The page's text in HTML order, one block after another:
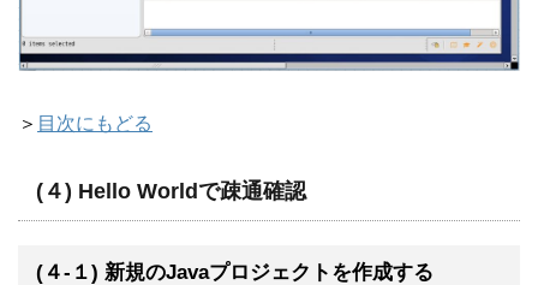
＞ 目次にもどる
(４) Hello Worldで疎通確認
(４-１) 新規のJavaプロジェクトを作成する